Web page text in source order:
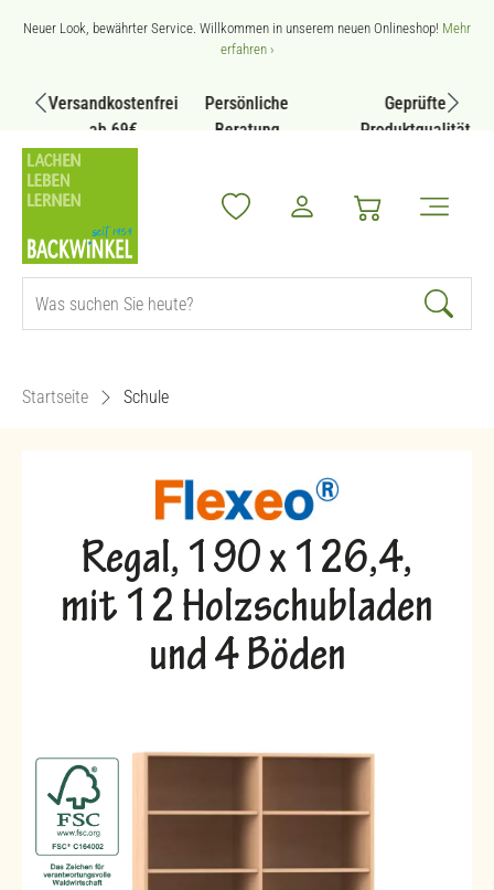
Zum Hauptinhalt springen
Neuer Look, bewährter Service. Willkommen in unserem neuen Onlineshop! Mehr
erfahren ›
Versandkostenfrei
ab 69€
Persönliche
Beratung
Geprüfte
Produktqualität
Startseite Schule
Regal, 190 x 126,4,
mit 12 Holzschubladen
und 4 Böden